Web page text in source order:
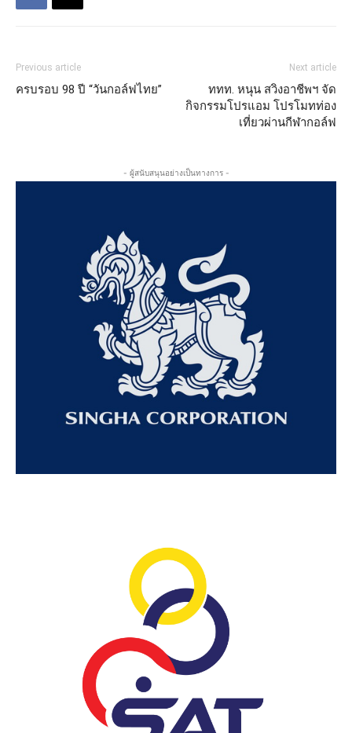
Previous article
ครบรอบ 98 ปี “วันกอล์ฟไทย”
Next article
ททท. หนุน สวิงอาชีพฯ จัด
กิจกรรมโปรแอม โปรโมทท่อง
เที่ยวผ่านกีฬากอล์ฟ
- ผู้สนับสนุนอย่างเป็นทางการ -